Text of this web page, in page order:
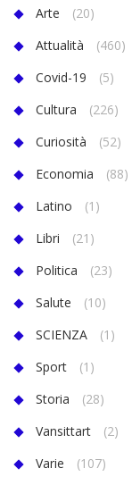
Arte
(20)
Attualità
(460)
Covid-19
(5)
Cultura
(226)
Curiosità
(52)
Economia
(88)
Latino
(1)
Libri
(21)
Politica
(23)
Salute
(10)
SCIENZA
(1)
Sport
(1)
Storia
(28)
Vansittart
(2)
Varie
(107)